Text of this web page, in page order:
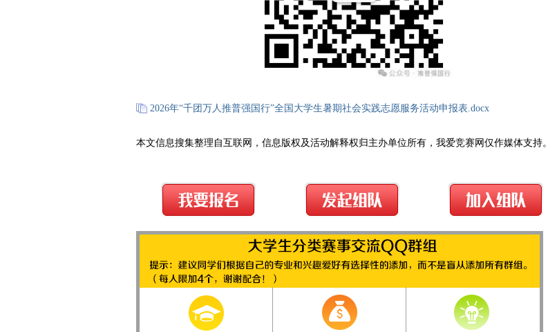
2026年“千团万人推普强国行”全国大学生暑期社会实践志愿服务活动申报表.docx
本文信息搜集整理自互联网，信息版权及活动解释权归主办单位所有，我爱竞赛网仅作媒体支持。